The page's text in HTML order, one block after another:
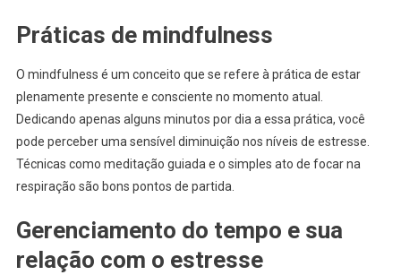
Práticas de mindfulness
O mindfulness é um conceito que se refere à prática de estar
plenamente presente e consciente no momento atual.
Dedicando apenas alguns minutos por dia a essa prática, você
pode perceber uma sensível diminuição nos níveis de estresse.
Técnicas como meditação guiada e o simples ato de focar na
respiração são bons pontos de partida.
Gerenciamento do tempo e sua
relação com o estresse